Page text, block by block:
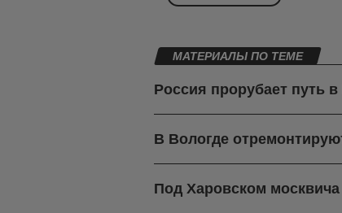
МАТЕРИАЛЫ ПО ТЕМЕ
Россия прорубает путь
В Вологде
Под Харовском москвича